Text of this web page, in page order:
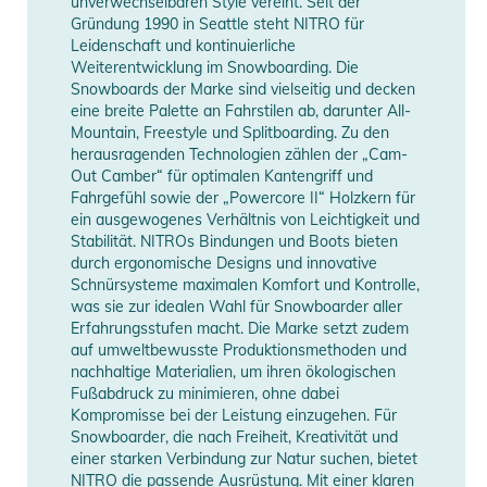
sich in zehntausenden von Tagen auf dem Berg bewährt hat.
Auch wenn es nur selten nötig ist, sind Wartung und
Austausch aller Teile, einschließlich der Schnürsenkel,
einfacher als bei jedem anderen System auf dem Markt.
Sogar die Verwendung eines Standard-Schnürsenkels ist eine
Option, die es nur bei den TLS-Schuhen von Nitro gibt, wenn
man in der Klemme steckt. Leicht zugängliche Grifftaschen
sowie unser Bail Out System für einen leichteren Ein- und
Ausstieg runden das am weitesten entwickelte
Doppelschnürsystem auf dem Markt ab.
Nitro's neuer Strap mit BOA® ist genau auf die Form des
Stiefels abgestimmt und bietet das gleiche Gefühl und die
gleiche Unterstützung wie unsere Bindungsstraps. Diese
neue Funktion bietet Fersenhalt und Knöchelunterstützung.
Eigenschaften:
- Nitro Step On® Außensohle - Step On® Kompatibilität mit
bis zu 30% recyceltem Gummi
Manufacturer
Information
Herstellerangaben
anzeigen
Gründung 1990 in Seattle steht NITRO für
Leidenschaft und kontinuierliche
Weiterentwicklung im Snowboarding. Die
Snowboards der Marke sind vielseitig und decken
eine breite Palette an Fahrstilen ab, darunter All-
Mountain, Freestyle und Splitboarding. Zu den
herausragenden Technologien zählen der „Cam-
Out Camber“ für optimalen Kantengriff und
Fahrgefühl sowie der „Powercore II“ Holzkern für
ein ausgewogenes Verhältnis von Leichtigkeit und
Stabilität. NITROs Bindungen und Boots bieten
durch ergonomische Designs und innovative
Schnürsysteme maximalen Komfort und Kontrolle,
was sie zur idealen Wahl für Snowboarder aller
Erfahrungsstufen macht. Die Marke setzt zudem
auf umweltbewusste Produktionsmethoden und
nachhaltige Materialien, um ihren ökologischen
Fußabdruck zu minimieren, ohne dabei
Kompromisse bei der Leistung einzugehen. Für
Snowboarder, die nach Freiheit, Kreativität und
einer starken Verbindung zur Natur suchen, bietet
NITRO die passende Ausrüstung. Mit einer klaren